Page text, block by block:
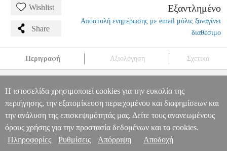
Wishlist
Share
Εξαντλημένο
Αποστολή ενημέρωσης με email μόλις ξαναγίνει
διαθέσιμο
Περιγραφή Αξιολόγηση Σχετικά
MICROFIBER CLOTH 200ML PER.620778 PER.620778
ΚΑΘΑΡΙΣΤΙΚΑ
ACT AC9516 SCREEN CLEANING
SPRAY WITH MICROFIBER CLOTH 200ML
0
Πληροφορίες & Υπηρεσίες >
Η ιστοσελίδα χρησιμοποιεί cookies για την ευκολία της
περιήγησης, την εξατομίκευση περιεχομένου και διαφημίσεων και
την ανάλυση της επισκεψιμότητάς μας. Δείτε τους ανανεωμένους
όρους χρήσης για την προστασία δεδομένων και τα cookies.
Πληροφορίες
Ρυθμίσεις Απόρριψη Αποδοχή